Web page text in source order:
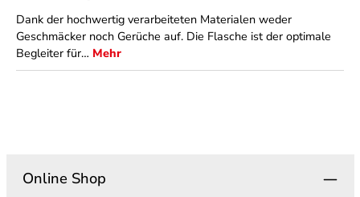
Dank der hochwertig verarbeiteten Materialen weder
Geschmäcker noch Gerüche auf. Die Flasche ist der optimale
Begleiter für… Mehr
Online Shop